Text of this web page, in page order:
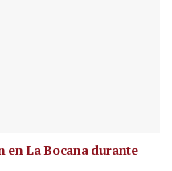
La Bocana durante